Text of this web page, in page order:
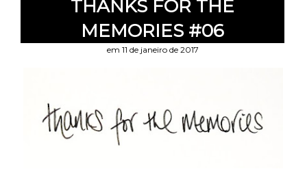
THANKS FOR THE
MEMORIES #06
em 11 de janeiro de 2017